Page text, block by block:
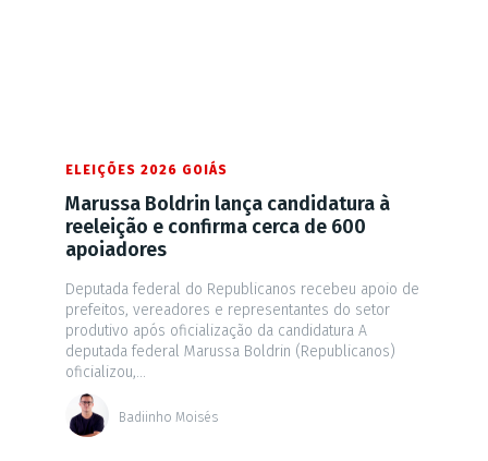
ELEIÇÕES 2026 GOIÁS
Marussa Boldrin lança candidatura à
reeleição e confirma cerca de 600
apoiadores
Deputada federal do Republicanos recebeu apoio de
prefeitos, vereadores e representantes do setor
produtivo após oficialização da candidatura A
deputada federal Marussa Boldrin (Republicanos)
oficializou,...
Badiinho Moisés